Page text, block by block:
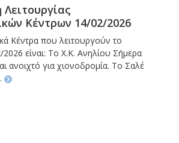
Κέντρων 14/02/2026
Κέντρα που λειτουργούν το
είναι: Το Χ.Κ. Ανηλίου Σήμερα
ανοιχτό για χιονοδρομία. Το Σαλέ